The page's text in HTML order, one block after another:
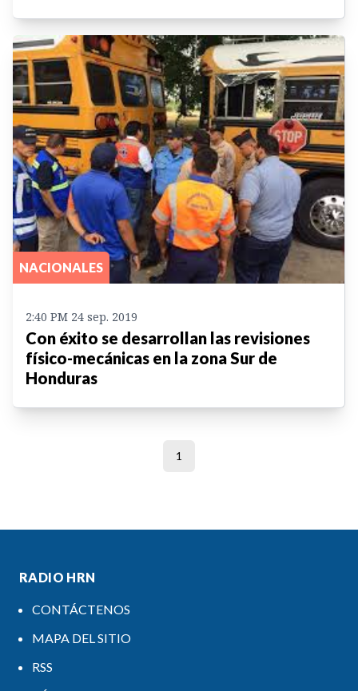
NACIONALES
2:40 PM 24 sep. 2019
Con éxito se desarrollan las revisiones
físico-mecánicas en la zona Sur de
Honduras
1
RADIO HRN
CONTÁCTENOS
MAPA DEL SITIO
RSS